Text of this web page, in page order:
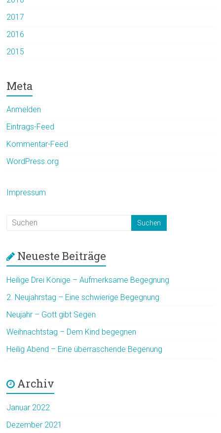
2017
2016
2015
Meta
Anmelden
Eintrags-Feed
Kommentar-Feed
WordPress.org
Impressum
Neueste Beiträge
Heilige Drei Könige – Aufmerksame Begegnung
2. Neujahrstag – Eine schwierige Begegnung
Neujahr – Gott gibt Segen
Weihnachtstag – Dem Kind begegnen
Heilig Abend – Eine überraschende Begenung
Archiv
Januar 2022
Dezember 2021